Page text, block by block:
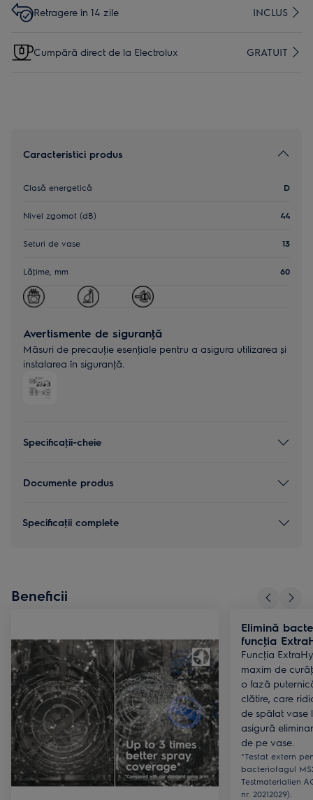
Retragere în 14 zile INCLUS
Cumpără direct de la Electrolux GRATUIT
Caracteristici produs
Clasă energetică D
Nivel zgomot (dB) 44
Seturi de vase 13
Lăţime, mm 60
Avertismente de siguranţă
Măsuri de precauţie esenţiale pentru a asigura utilizarea și
instalarea în siguranţă.
Specificaţii-cheie
Documente produs
Specificaţii complete
Beneficii
Elimină
funcţia
Funcţia
maxim de
o fază
clătire, care
de spălat vase
asigură
de pe vase.
*Testat extern
bacteriofagul
Testmaterialien
nr. 20212029).